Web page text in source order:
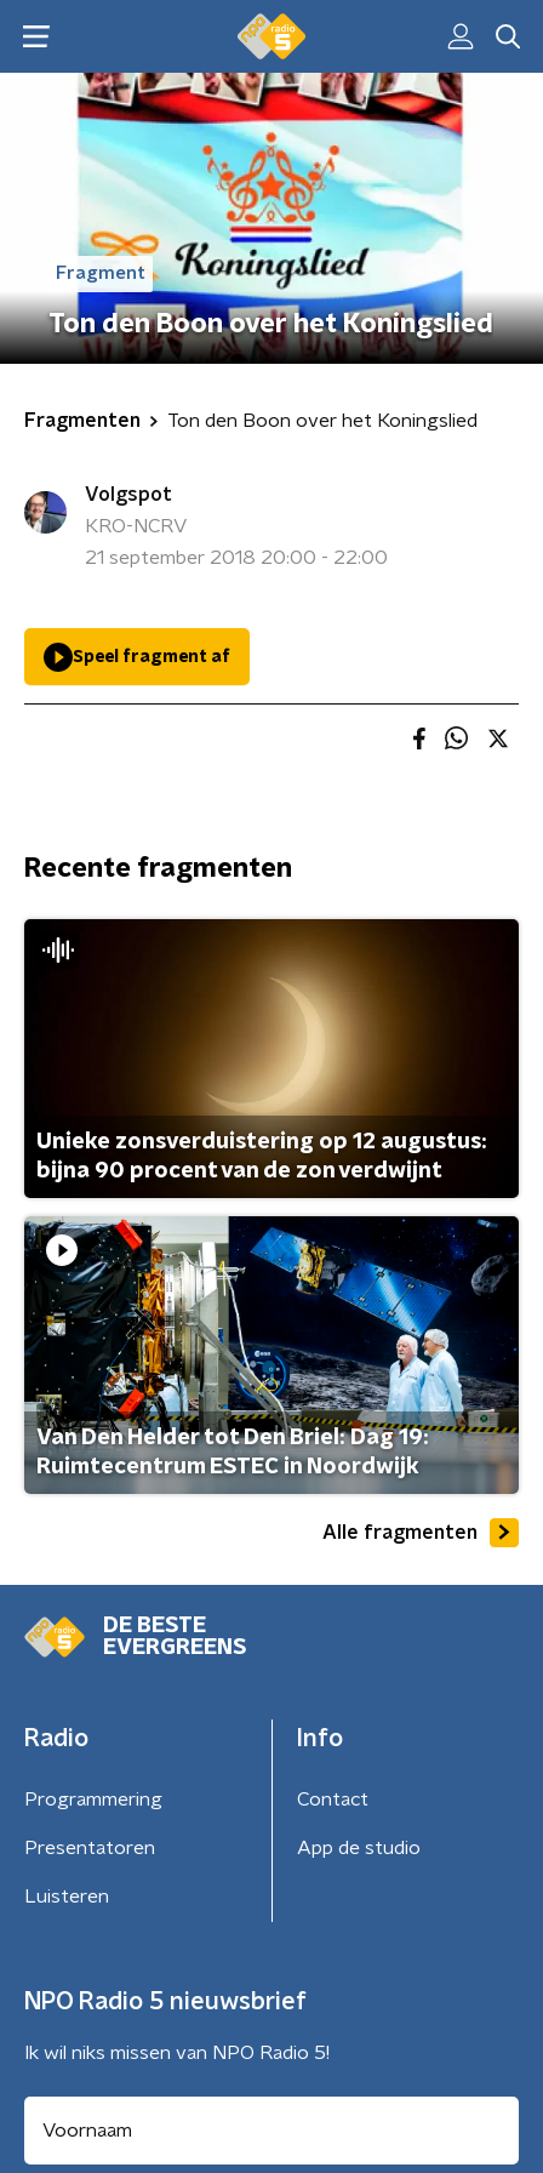
Fragment
Ton den Boon over het Koningslied
Fragmenten Ton den Boon over het Koningslied
Volgspot
KRO-NCRV
21 september 2018 20:00 - 22:00
Speel fragment af
Recente fragmenten
Unieke zonsverduistering op 12 augustus:
bijna 90 procent van de zon verdwijnt
Van Den Helder tot Den Briel: Dag 19:
Ruimtecentrum ESTEC in Noordwijk
Alle fragmenten
DE BESTE
EVERGREENS
Radio
Programmering
Presentatoren
Luisteren
Info
Contact
App de studio
NPO Radio 5 nieuwsbrief
Ik wil niks missen van NPO Radio 5!